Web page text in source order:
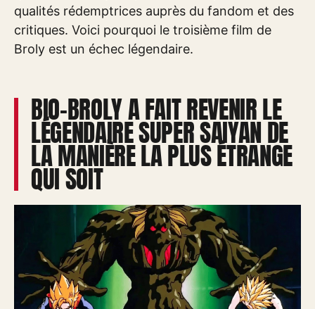
qualités rédemptrices auprès du fandom et des
critiques. Voici pourquoi le troisième film de
Broly est un échec légendaire.
BIO-BROLY A FAIT REVENIR LE
LÉGENDAIRE SUPER SAIYAN DE
LA MANIÈRE LA PLUS ÉTRANGE
QUI SOIT